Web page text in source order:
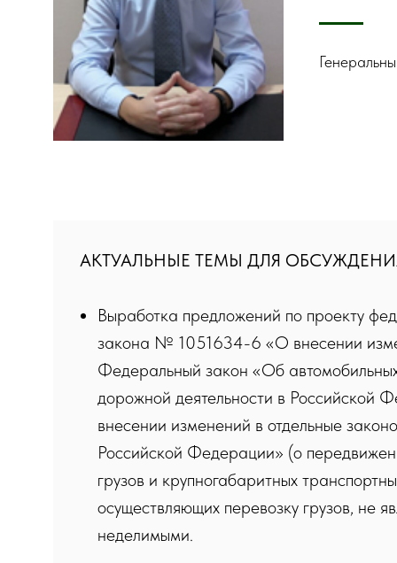
АКТУАЛЬНЫЕ ТЕМЫ ДЛЯ
Выработка предложений по проекту
закона № 1051634-6 «О внесении
Федеральный закон «Об
дорожной деятельности в Российской
внесении изменений в отдельные
Российской Федерации» (о
грузов и крупногабаритных
осуществляющих перевозку грузов, не
неделимыми.​